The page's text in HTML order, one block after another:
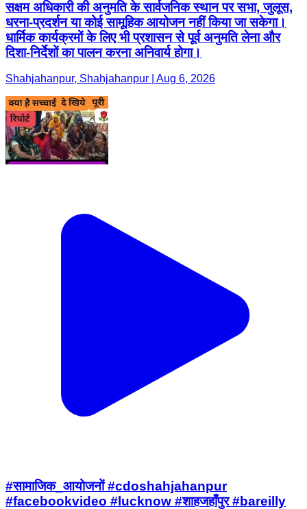
सक्षम अधिकारी की अनुमति के सार्वजनिक स्थान पर सभा, जुलूस,
धरना-प्रदर्शन या कोई सामूहिक आयोजन नहीं किया जा सकेगा।
धार्मिक कार्यक्रमों के लिए भी प्रशासन से पूर्व अनुमति लेना और
दिशा-निर्देशों का पालन करना अनिवार्य होगा।
Shahjahanpur, Shahjahanpur | Aug 6, 2026
#सामाजिक_आयोजनों #cdoshahjahanpur
#facebookvideo #lucknow #शाहजहाँपुर #bareilly